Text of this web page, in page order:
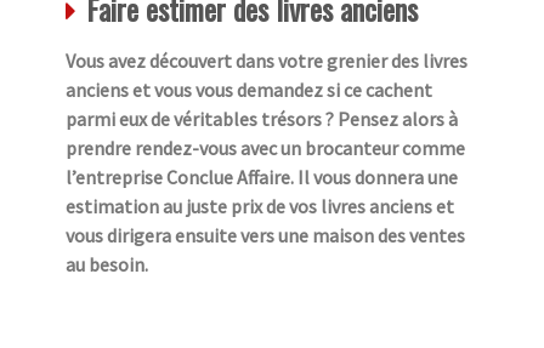
Vous avez découvert dans votre grenier des livres
anciens et vous vous demandez si ce cachent
parmi eux de véritables trésors ? Pensez alors à
prendre rendez-vous avec un brocanteur comme
l’entreprise Conclue Affaire. Il vous donnera une
estimation au juste prix de vos livres anciens et
vous dirigera ensuite vers une maison des ventes
au besoin.